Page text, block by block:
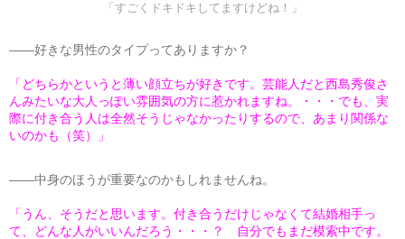
「すごくドキドキしてますけどね！」
――好きな男性のタイプってありますか？
「どちらかというと薄い顔立ちが好きです。芸能人だと西島秀俊さ
んみたいな大人っぽい雰囲気の方に惹かれますね。・・・でも、実
際に付き合う人は全然そうじゃなかったりするので、あまり関係な
いのかも（笑）」
――中身のほうが重要なのかもしれませんね。
「うん、そうだと思います。付き合うだけじゃなくて結婚相手っ
て、どんな人がいいんだろう・・・？ 自分でもまだ模索中です。